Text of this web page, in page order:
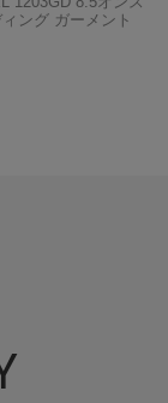
ング ガーメント